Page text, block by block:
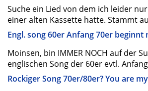
Suche ein Lied von dem ich leider
einer alten Kassette hatte. Stammt
Engl. song 60er Anfang 70er
Moinsen, bin IMMER NOCH auf der
englischen Song der 60er evtl.
Rockiger Song 70er/80er? You are